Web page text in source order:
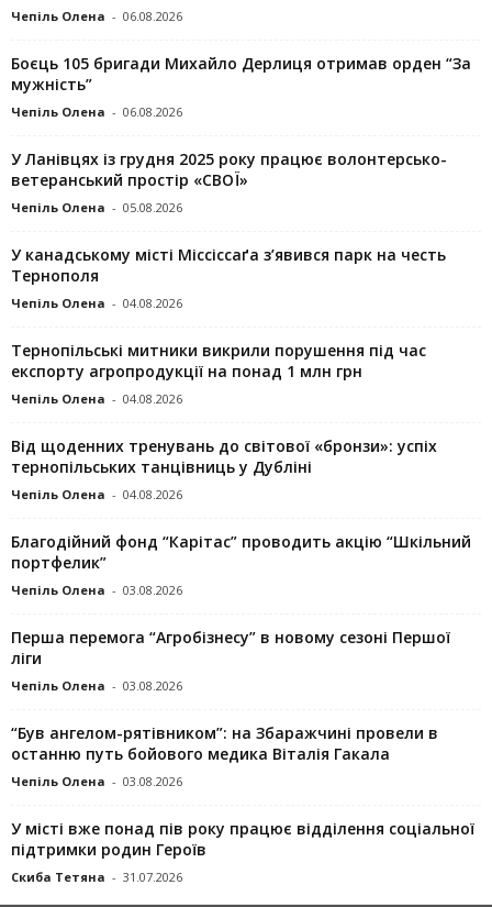
Чепіль Олена - 06.08.2026
Боєць 105 бригади Михайло Дерлиця отримав орден “За
мужність”
Чепіль Олена - 06.08.2026
У Ланівцях із грудня 2025 року працює волонтерсько-
ветеранський простір «СВОЇ»
Чепіль Олена - 05.08.2026
У канадському місті Міссіссаґа з’явився парк на честь
Тернополя
Чепіль Олена - 04.08.2026
Тернопільські митники викрили порушення під час
експорту агропродукції на понад 1 млн грн
Чепіль Олена - 04.08.2026
Від щоденних тренувань до світової «бронзи»: успіх
тернопільських танцівниць у Дубліні
Чепіль Олена - 04.08.2026
Благодійний фонд “Карітас” проводить акцію “Шкільний
портфелик”
Чепіль Олена - 03.08.2026
Перша перемога “Агробізнесу” в новому сезоні Першої
ліги
Чепіль Олена - 03.08.2026
“Був ангелом-рятівником”: на Збаражчині провели в
останню путь бойового медика Віталія Гакала
Чепіль Олена - 03.08.2026
У місті вже понад пів року працює відділення соціальної
підтримки родин Героїв
Скиба Тетяна - 31.07.2026